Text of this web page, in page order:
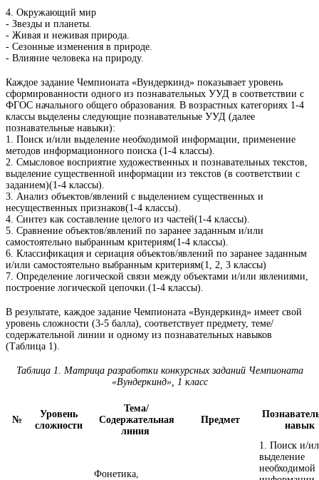
4. Окружающий мир
- Звезды и планеты.
- Живая и неживая природа.
- Сезонные изменения в природе.
- Влияние человека на природу.
Каждое задание Чемпионата «Вундеркинд» показывает уровень
сформированности одного из познавательных УУД в соответствии с
ФГОС начального общего образования. В возрастных категориях 1-4
классы выделены следующие познавательные УУД (далее
познавательные навыки):
1. Поиск и/или выделение необходимой информации, применение
методов информационного поиска (1-4 классы).
2. Смысловое восприятие художественных и познавательных текстов,
выделение существенной информации из текстов (в соответствии с
заданием)(1-4 классы).
3. Анализ объектов/явлений с выделением существенных и
несущественных признаков(1-4 классы).
4. Синтез как составление целого из частей(1-4 классы).
5. Сравнение объектов/явлений по заранее заданным и/или
самостоятельно выбранным критериям(1-4 классы).
6. Классификация и сериация объектов/явлений по заранее заданным
и/или самостоятельно выбранным критериям(1, 2, 3 классы)
7. Определение логической связи между объектами и/или явлениями,
построение логической цепочки. (1-4 классы).
В результате, каждое задание Чемпионата «Вундеркинд» имеет свой
уровень сложности (3-5 балла), соответствует предмету, теме/
содержательной линии и одному из познавательных навыков
(Таблица 1).
Таблица 1. Матрица разработки конкурсных заданий Чемпионата
«Вундеркинд», 1 класс
№
Уровень
сложности
Тема/
Содержательная
линия
Предмет
навык
Фонетика,
1. Поиск и/
выделение
необходимой